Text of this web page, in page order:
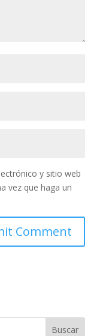
y sitio web
vez que haga un
Buscar